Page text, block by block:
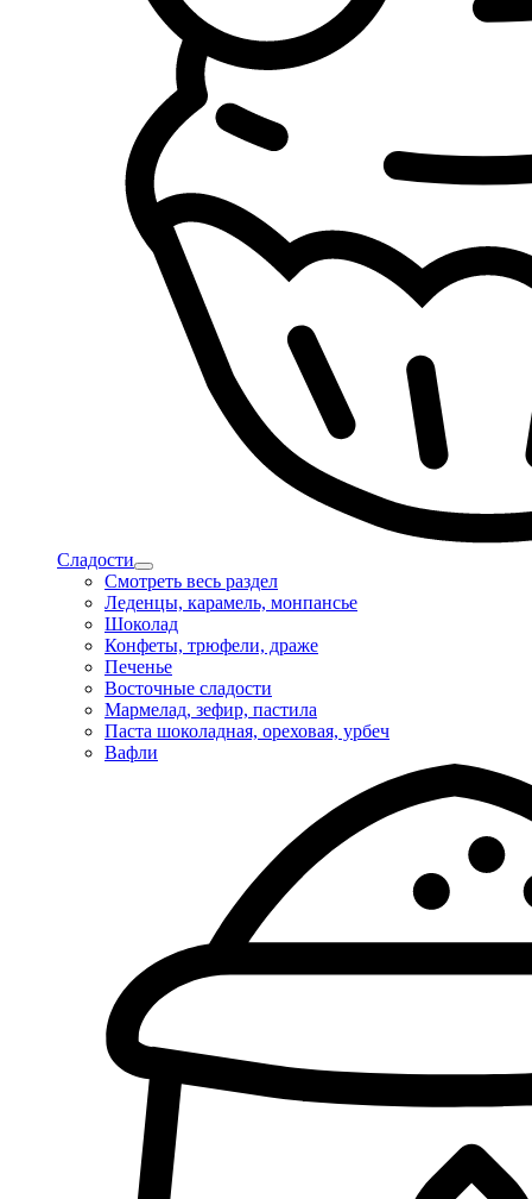
Сладости
Смотреть весь раздел
Леденцы, карамель, монпансье
Шоколад
Конфеты, трюфели, драже
Печенье
Восточные сладости
Мармелад, зефир, пастила
Паста шоколадная, ореховая, урбеч
Вафли